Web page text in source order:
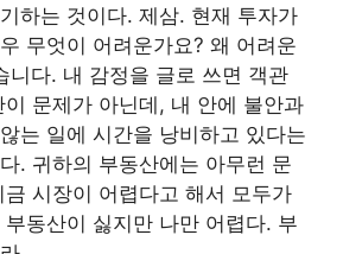
하는 것이다. 제삼. 현재 투자가
무엇이 어려운가요? 왜 어려운
니다. 내 감정을 글로 쓰면 객관
문제가 아닌데, 내 안에 불안과
는 일에 시간을 낭비하고 있다는
. 귀하의 부동산에는 아무런 문
시장이 어렵다고 해서 모두가
동산이 싫지만 나만 어렵다. 부